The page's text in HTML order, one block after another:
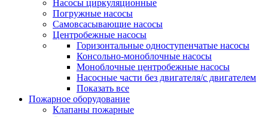
Насосы циркуляционные
Погружные насосы
Самовсасывающие насосы
Центробежные насосы
Горизонтальные одноступенчатые насосы
Консольно-моноблочные насосы
Моноблочные центробежные насосы
Насосные части без двигателя/с двигателем
Показать все
Пожарное оборудование
Клапаны пожарные